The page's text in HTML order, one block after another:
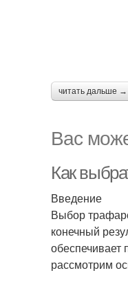
читать дальше →
Вас
Как
Введение
Выбор
конечный
обеспечивает
рассмотрим